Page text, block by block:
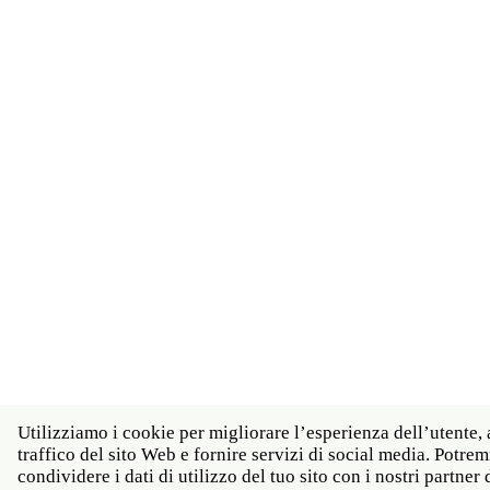
Utilizziamo i cookie per migliorare l’esperienza dell’utente,
traffico del sito Web e fornire servizi di social media.
condividere i dati di utilizzo del tuo sito con i nostri partner